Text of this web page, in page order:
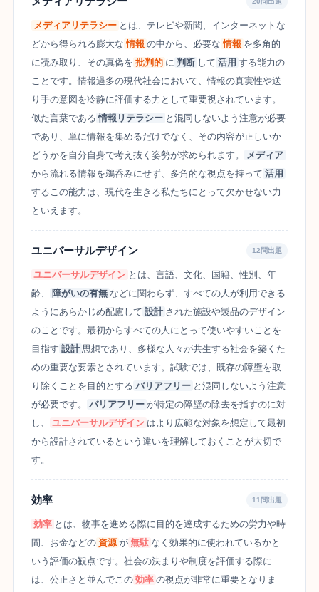
メディアリテラシー とは、テレビや新聞、インターネットな
どから得られる膨大な 情報 の中から、必要な 情報 を多角的
に読み取り、その真偽を 批判的 に 判断 して 活用 する能力の
ことです。情報過多の現代社会において、情報の真実性や送
り手の意図を冷静に評価する力として重要視されています。
似た言葉である 情報リテラシー と混同しないよう注意が必要
であり、単に情報を集めるだけでなく、その内容が正しいか
どうかを自分自身で考え抜く姿勢が求められます。
メディア
から流れる情報を鵜呑みにせず、多角的な視点を持って 活用
するこの能力は、現代を生きる私たちにとって欠かせない力
といえます。
ユニバーサルデザイン 12問出題
ユニバーサルデザイン とは、言語、文化、国籍、性別、年
齢、
障がいの有無 などに関わらず、すべての人が利用できる
ようにあらかじめ配慮して 設計 された施設や製品のデザイン
のことです。最初からすべての人にとって使いやすいことを
目指す 設計 思想であり、多様な人々が共生する社会を築くた
めの重要な要素とされています。試験では、既存の障壁を取
り除くことを目的とする バリアフリー と混同しないよう注意
が必要です。
バリアフリー が特定の障壁の除去を指すのに対
し、
ユニバーサルデザイン はより広範な対象を想定して最初
から設計されているという違いを理解しておくことが大切で
す。
効率 11問出題
効率 とは、物事を進める際に目的を達成するための労力や時
間、お金などの 資源 が 無駄 なく効果的に使われているかと
いう評価の観点です。社会の決まりや制度を評価する際に
は、公正さと並んでこの 効率 の視点が非常に重要となりま